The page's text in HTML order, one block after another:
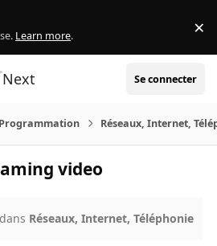
Learn more. ×
Next Se connecter
Réseaux, Internet,
video
dans Réseaux, Internet, Téléphonie